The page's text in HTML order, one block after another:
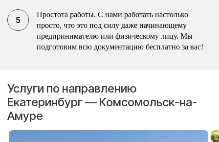
Простота работы. С нами работать настолько
просто, что это под силу даже начинающему
предпринимателю или физическому лицу. Мы
подготовим всю документацию бесплатно за вас!
Услуги по направлению
Екатеринбург — Комсомольск-на-
Амуре